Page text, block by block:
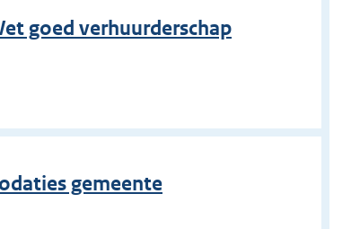
goed verhuurderschap
gemeente